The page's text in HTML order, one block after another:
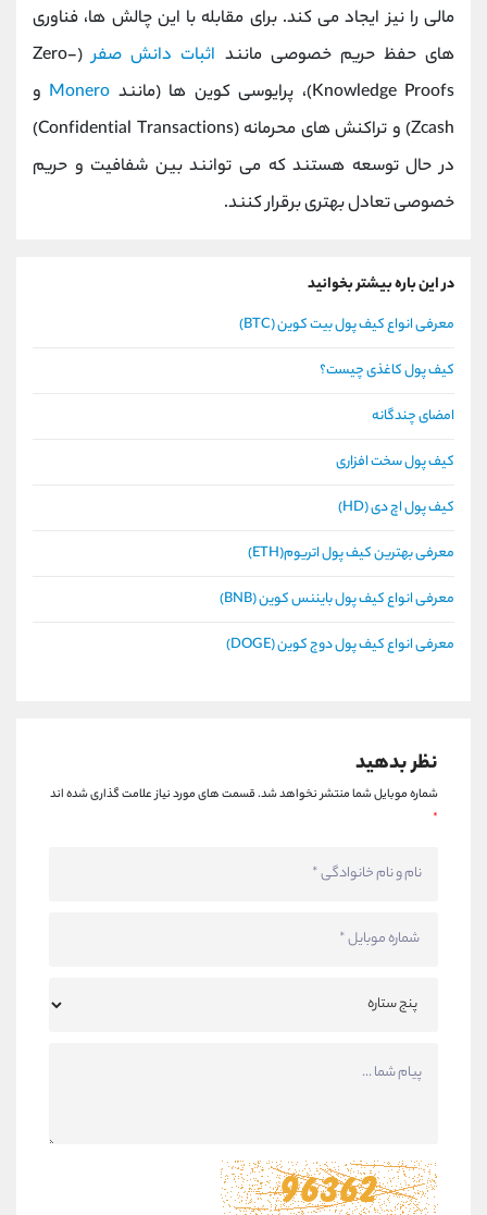
مالی را نیز ایجاد می کند. برای مقابله با این چالش ‌ها، فناوری
‌های حفظ حریم خصوصی مانند اثبات دانش صفر
(Zero-
Knowledge Proofs)، پرایوسی کوین ‌ها (مانند
Monero و
Zcash) و تراکنش ‌های محرمانه (Confidential Transactions)
در حال توسعه هستند که می ‌توانند بین شفافیت و حریم
خصوصی تعادل بهتری برقرار کنند.
در این باره بیشتر بخوانید
معرفی انواع کیف پول بیت کوین (BTC)
کیف پول کاغذی چیست؟
امضای چندگانه
کیف پول سخت افزاری
کیف پول اچ دی (HD)
معرفی بهترین کیف پول اتریوم(ETH)
معرفی انواع کیف پول بایننس کوین (BNB)
معرفی انواع کیف پول دوج کوین (DOGE)
نظر بدهید
شماره موبایل شما منتشر نخواهد شد.قسمت های مورد نیاز علامت گذاری شده اند
*